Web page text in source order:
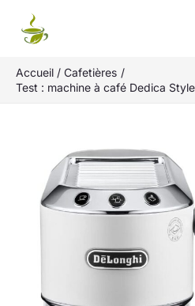
Accueil
Cafetières
Test : machine à café Dedica